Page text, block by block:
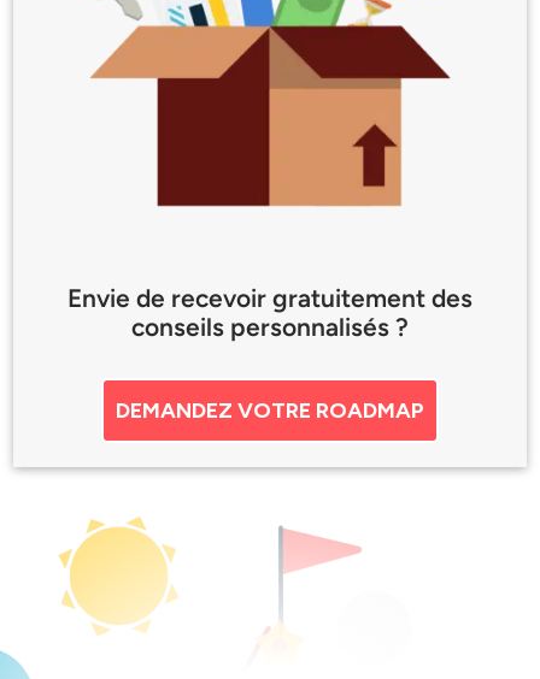
Envie de recevoir gratuitement des
conseils personnalisés ?
DEMANDEZ VOTRE ROADMAP